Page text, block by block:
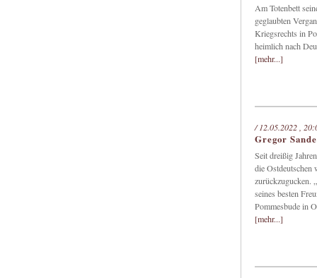
Am Totenbett
geglaubten
Kriegsrechts in
heimlich nach
[mehr...]
/ 12.05.2022 ,
Gregor
Seit dreißig
die Ostdeutschen
zurückzugucken.
seines besten
Pommesbude in
[mehr...]